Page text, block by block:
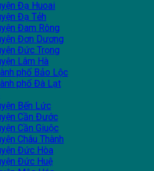
Đạ Huoai
Đạ Tẻh
Đam Rông
Đơn Dương
Đức Trọng
Lâm Hà
phố Bảo Lộc
phố Đà Lạt
Bến Lức
Cần Đước
Cần Giuộc
Châu Thành
Đức Hòa
Đức Huệ